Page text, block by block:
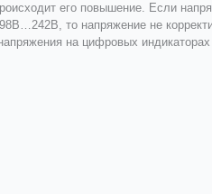
его повышение. Если
то напряжение не
на цифровых